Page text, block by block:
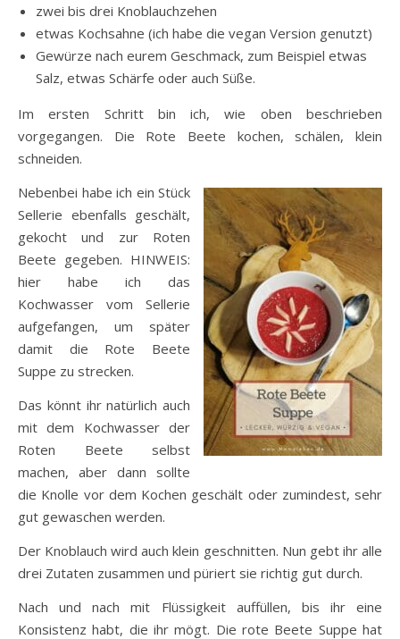
zwei bis drei Knoblauchzehen
etwas Kochsahne (ich habe die vegan Version genutzt)
Gewürze nach eurem Geschmack, zum Beispiel etwas
Salz, etwas Schärfe oder auch Süße.
Im ersten Schritt bin ich, wie oben beschrieben
vorgegangen. Die Rote Beete kochen, schälen, klein
schneiden.
Nebenbei habe ich ein Stück
Sellerie ebenfalls geschält,
gekocht und zur Roten
Beete gegeben. HINWEIS:
hier habe ich das
Kochwasser vom Sellerie
aufgefangen, um später
damit die Rote Beete
Suppe zu strecken.
Das könnt ihr natürlich auch
mit dem Kochwasser der
Roten Beete selbst
machen, aber dann sollte
die Knolle vor dem Kochen geschält oder zumindest, sehr
gut gewaschen werden.
Der Knoblauch wird auch klein geschnitten. Nun gebt ihr alle
drei Zutaten zusammen und püriert sie richtig gut durch.
Nach und nach mit Flüssigkeit auffüllen, bis ihr eine
Konsistenz habt, die ihr mögt. Die rote Beete Suppe hat